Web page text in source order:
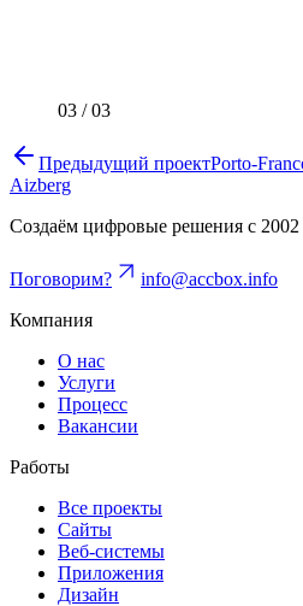
03 / 03
Предыдущий проектPorto-
Aizberg
Создаём цифровые решения с 2002
Поговорим?
info@accbox.info
Компания
О нас
Услуги
Процесс
Вакансии
Работы
Все проекты
Сайты
Веб-системы
Приложения
Дизайн